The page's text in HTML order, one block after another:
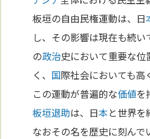
板垣の自由民権運動は、日
し、その影響は現在も続
の政治史において重要な
く、 国際社会においても高
この運動が普遍的な価値を
板垣退助は、日本と世界を
なおその名を歴史に刻んで